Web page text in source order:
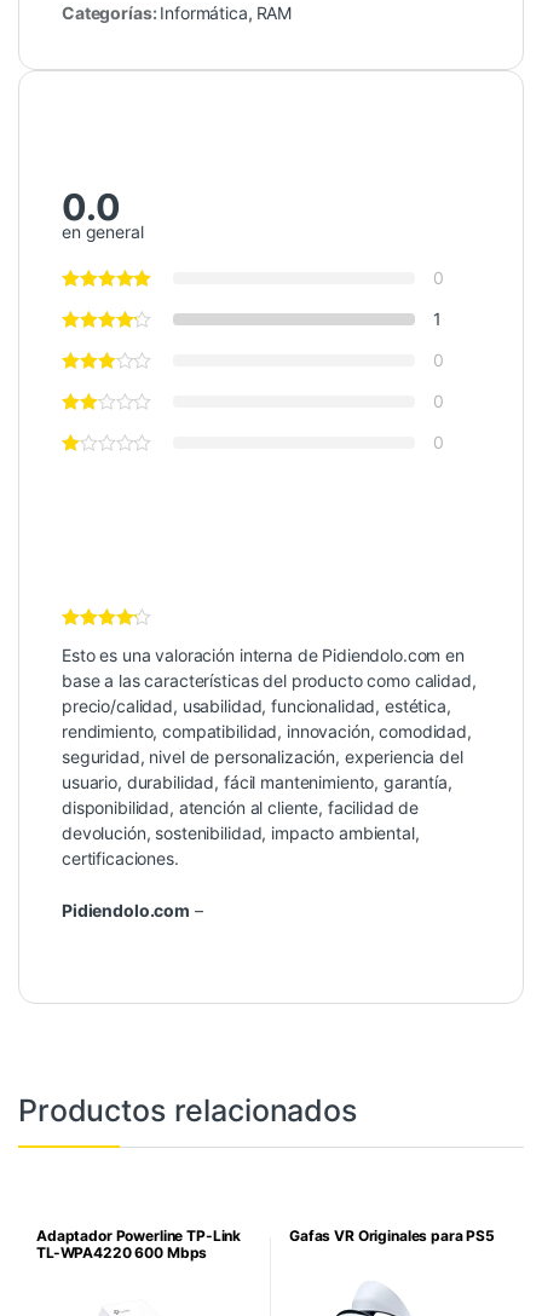
Categorías: Informática, RAM
0.0
en general
0
1
0
0
0
Interna4
de 5
Esto es una valoración interna de Pidiendolo.com en
base a las características del producto como calidad,
precio/calidad, usabilidad, funcionalidad, estética,
rendimiento, compatibilidad, innovación, comodidad,
seguridad, nivel de personalización, experiencia del
usuario, durabilidad, fácil mantenimiento, garantía,
disponibilidad, atención al cliente, facilidad de
devolución, sostenibilidad, impacto ambiental,
certificaciones.
Pidiendolo.com –
Productos relacionados
Adaptador Powerline TP-Link
TL-WPA4220 600 Mbps
Gafas VR Originales para PS5